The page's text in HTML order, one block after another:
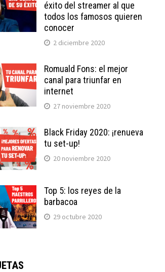
éxito del streamer al que
todos los famosos quieren
conocer
2 diciembre 2020
Romuald Fons: el mejor
canal para triunfar en
internet
27 noviembre 2020
Black Friday 2020: ¡renueva
tu set-up!
20 noviembre 2020
Top 5: los reyes de la
barbacoa
29 octubre 2020